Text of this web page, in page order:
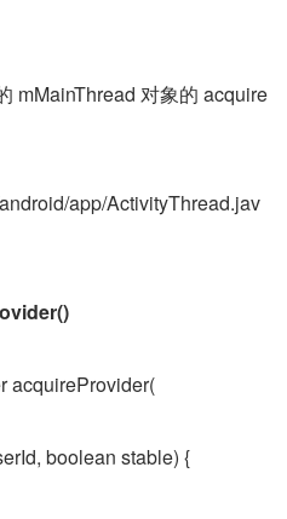
mMainThread 对象的 acquire
app/ActivityThread.jav
acquireProvider(
boolean stable) {